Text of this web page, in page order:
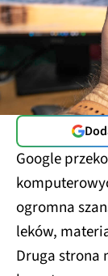
Google
ogromna
leków,
Druga strona